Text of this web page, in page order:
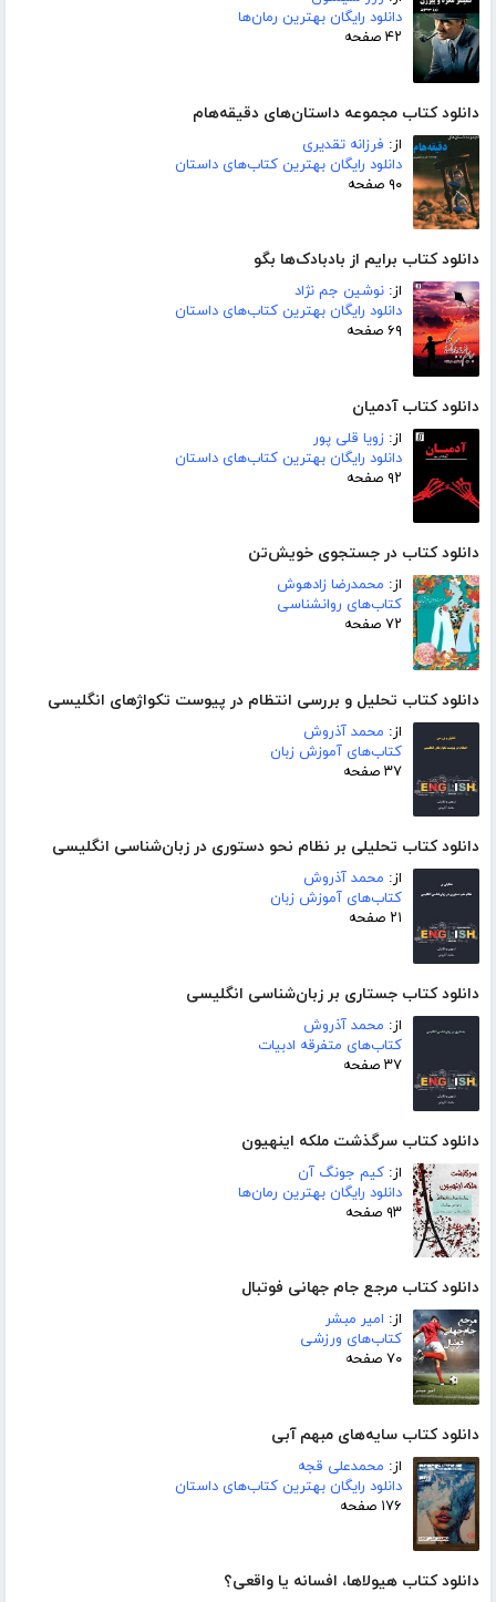
دانلود رایگان بهترین رمان‌ها
۴۲ صفحه
دانلود کتاب مجموعه داستان‌های دقیقه‌هام
از: فرزانه تقدیری
دانلود رایگان بهترین کتاب‌های داستان
۹۰ صفحه
دانلود کتاب برایم از بادبادک‌ها بگو
از: نوشین جم نژاد
دانلود رایگان بهترین کتاب‌های داستان
۶۹ صفحه
دانلود کتاب آدمیان
از: زویا قلی پور
دانلود رایگان بهترین کتاب‌های داستان
۹۲ صفحه
دانلود کتاب در جستجوی خویش‌تن
از: محمدرضا زادهوش
کتاب‌های روانشناسی
۷۲ صفحه
دانلود کتاب تحلیل و بررسی انتظام در پیوست تکواژهای انگلیسی
از: محمد آذروش
کتاب‌های آموزش زبان
۳۷ صفحه
دانلود کتاب تحلیلی بر نظام نحو دستوری در زبان‌شناسی انگلیسی
از: محمد آذروش
کتاب‌های آموزش زبان
۲۱ صفحه
دانلود کتاب جستاری بر زبان‌شناسی انگلیسی
از: محمد آذروش
کتاب‌های متفرقه ادبیات
۳۷ صفحه
دانلود کتاب سرگذشت ملکه اینهیون
از: کیم جونگ آن
دانلود رایگان بهترین رمان‌ها
۹۳ صفحه
دانلود کتاب مرجع جام جهانی فوتبال
از: امیر مبشر
کتاب‌های ورزشی
۷۰ صفحه
دانلود کتاب سایه‌های مبهم آبی
از: محمدعلی قجه
دانلود رایگان بهترین کتاب‌های داستان
۱۷۶ صفحه
دانلود کتاب هیولاها، افسانه یا واقعی؟